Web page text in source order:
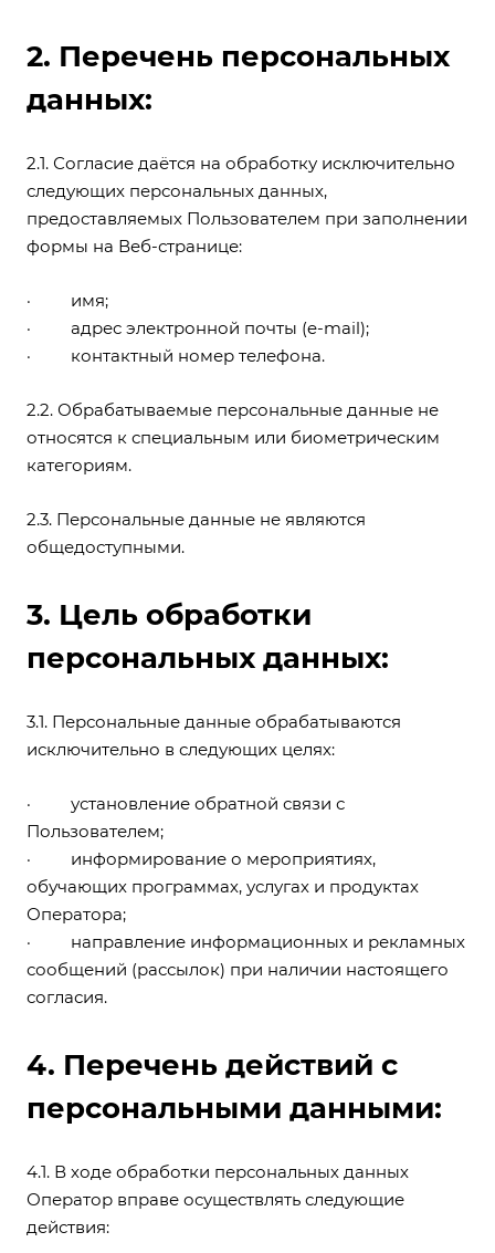
2. Перечень персональных
данных:
2.1. Согласие даётся на обработку исключительно
следующих персональных данных,
предоставляемых Пользователем при заполнении
формы на Веб-странице:
· имя;
· адрес электронной почты (e-mail);
· контактный номер телефона.
2.2. Обрабатываемые персональные данные не
относятся к специальным или биометрическим
категориям.
2.3. Персональные данные не являются
общедоступными.
3. Цель обработки
персональных данных:
3.1. Персональные данные обрабатываются
исключительно в следующих целях:
· установление обратной связи с
Пользователем;
· информирование о мероприятиях,
обучающих программах, услугах и продуктах
Оператора;
· направление информационных и рекламных
сообщений (рассылок) при наличии настоящего
согласия.
4. Перечень действий с
персональными данными:
4.1. В ходе обработки персональных данных
Оператор вправе осуществлять следующие
действия: